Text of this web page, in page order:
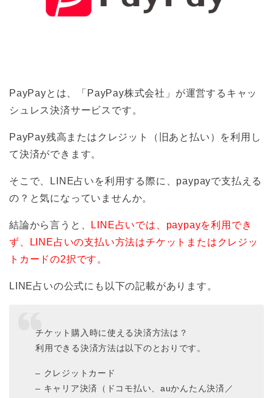
PayPayとは、「PayPay株式会社」が運営するキャッ
シュレス決済サービスです。
PayPay残高またはクレジット（旧あと払い）を利用し
て決済ができます。
そこで、LINE占いを利用する際に、paypayで支払える
の？と気になっていませんか。
結論から言うと、
LINE占いでは、paypayを利用でき
ず、LINE占いの支払い方法はチケットまたはクレジッ
トカードの2択です。
LINE占いの公式にも以下の記載があります。
チケット購入時に使える決済方法は？
利用できる決済方法は以下のとおりです。
– クレジットカード
– キャリア決済（ドコモ払い、auかんたん決済／